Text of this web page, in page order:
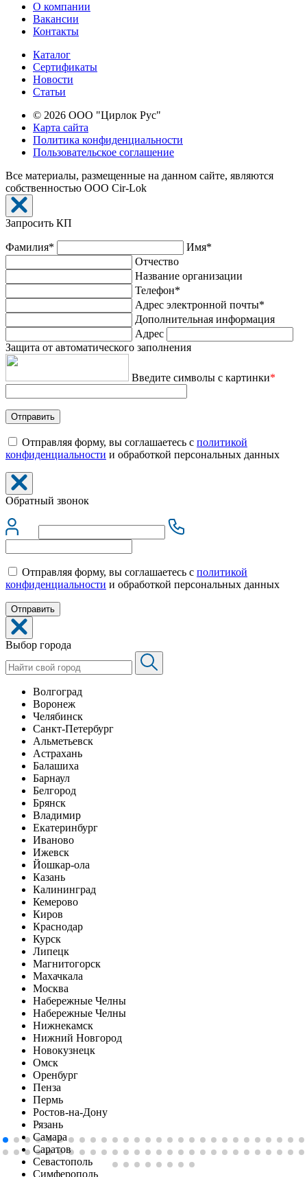
О компании
Вакансии
Контакты
Каталог
Сертификаты
Новости
Cтатьи
© 2026 ООО "Цирлок Рус"
Карта сайта
Политика конфиденциальности
Пользовательское соглашение
Все материалы, размещенные на данном сайте, являются
собственностью ООО Cir-Lok
Запросить КП
Фамилия*
Имя*
Отчество
Название организации
Телефон*
Адрес электронной почты*
Дополнительная информация
Адрес
Защита от автоматического заполнения
Введите символы с картинки*
Отправляя форму, вы соглашаетесь с политикой
конфиденциальности и обработкой персональных данных
Обратный звонок
Отправляя форму, вы соглашаетесь с политикой
конфиденциальности и обработкой персональных данных
Выбор города
Волгоград
Воронеж
Челябинск
Санкт-Петербург
Альметьевск
Астрахань
Балашиха
Барнаул
Белгород
Брянск
Владимир
Екатеринбург
Иваново
Ижевск
Йошкар-ола
Казань
Калининград
Кемерово
Киров
Краснодар
Курск
Липецк
Магнитогорск
Махачкала
Москва
Набережные Челны
Набережные Челны
Нижнекамск
Нижний Новгород
Новокузнецк
Омск
Оренбург
Пенза
Пермь
Ростов-на-Дону
Рязань
Самара
Саратов
Севастополь
Симферопoль